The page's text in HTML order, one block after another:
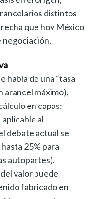
distintos
que hoy México
negociación.
habla de una “tasa
arancel máximo),
en capas:
al
debate actual se
25% para
autopartes).
valor puede
fabricado en